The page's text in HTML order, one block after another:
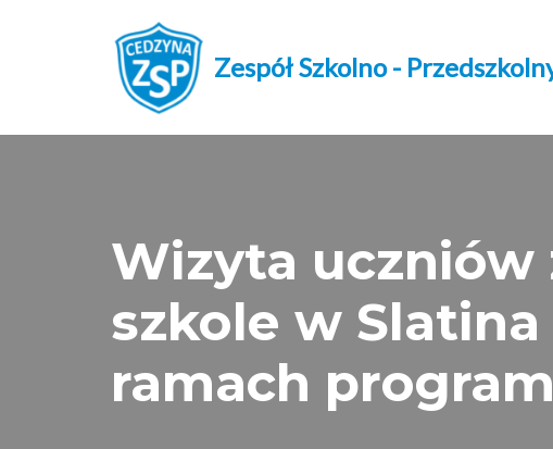
Zespół Szkolno -
Wizyta uczniów
szkole w Slatina
ramach